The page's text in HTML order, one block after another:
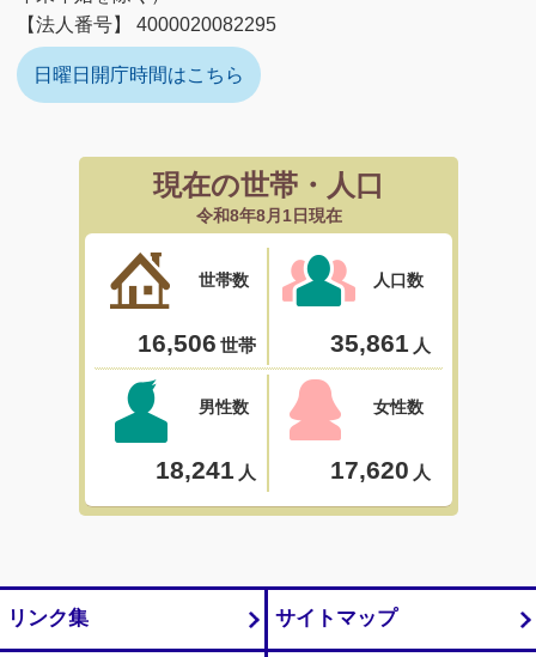
【法人番号】 4000020082295
日曜日開庁時間はこちら
リンク集 サイトマップ